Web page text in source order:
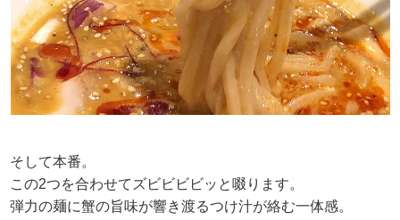
そして本番。
この2つを合わせてズビビビビッと啜ります。
弾力の麺に蟹の旨味が響き渡るつけ汁が絡む一体感。